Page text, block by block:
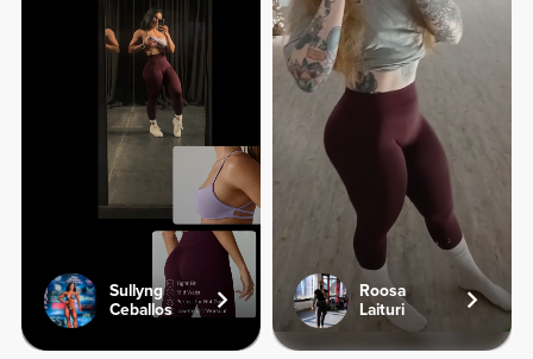
Sullyng
Ceballos
Roosa
Laituri